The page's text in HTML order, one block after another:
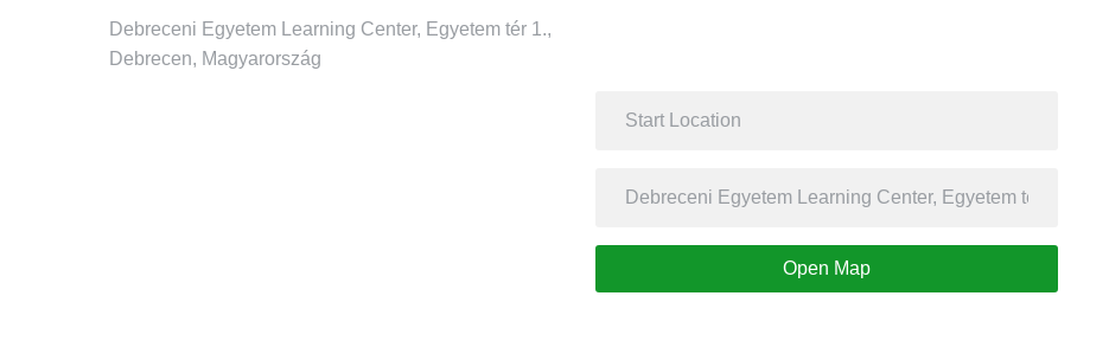
Debreceni Egyetem Learning Center, Egyetem tér 1.,
Debrecen, Magyarország
Open Map